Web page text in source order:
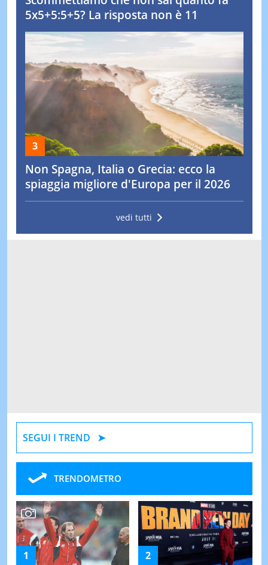
5x5+5:5+5? La risposta non è 11
Non Spagna, Italia o Grecia: ecco la
spiaggia migliore d'Europa per il 2026
vedi tutti
SEGUI I TREND
TRENDOMETRO